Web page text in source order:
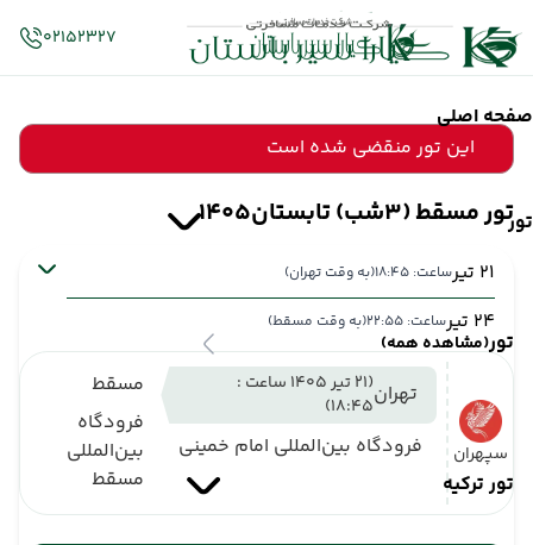
صفحه اصلی
تور
تور(مشاهده همه)
تور ترکیه
02152327
این تور منقضی شده است
تور مسقط (3شب) تابستان1405
21 تیر ساعت: 18:45 (به وقت تهران)
24 تیر ساعت: 22:55 (به وقت مسقط)
سپهران
تهران
(21 تیر 1405 ساعت :
18:45)
فرودگاه بین‌المللی امام خمینی
مسقط
فرودگاه
بین‌المللی
مسقط